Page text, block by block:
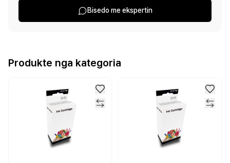
Bisedo me ekspertin
Produkte nga kategoria